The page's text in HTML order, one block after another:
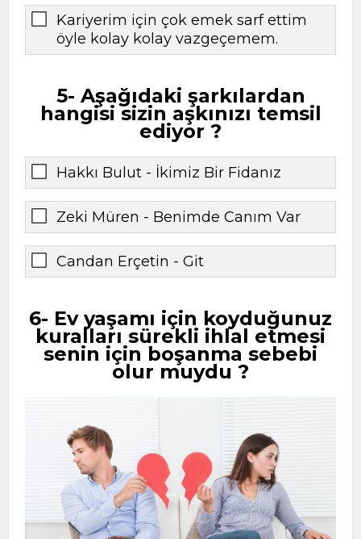
Kariyerim için çok emek sarf ettim
öyle kolay kolay vazgeçemem.
5- Aşağıdaki şarkılardan
hangisi sizin aşkınızı temsil
ediyor ?
Hakkı Bulut - İkimiz Bir Fidanız
Zeki Müren - Benimde Canım Var
Candan Erçetin - Git
6- Ev yaşamı için koyduğunuz
kuralları sürekli ihlal etmesi
senin için boşanma sebebi
olur muydu ?